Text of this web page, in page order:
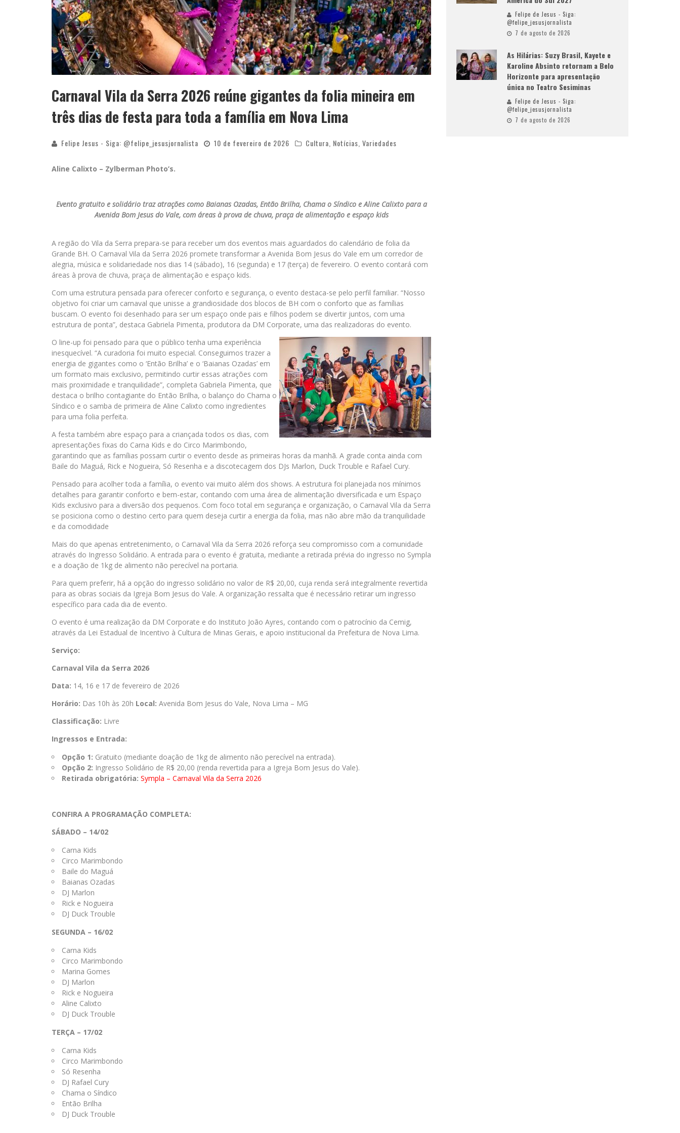
Carnaval Vila da Serra 2026 reúne gigantes da folia mineira em
três dias de festa para toda a família em Nova Lima
Felipe Jesus - Siga: @felipe_jesusjornalista 10 de fevereiro de 2026 Cultura Notícias Variedades
Aline Calixto – Zylberman Photo’s.
Evento gratuito e solidário traz atrações como Baianas Ozadas, Então Brilha, Chama o Síndico e Aline Calixto para a
Avenida Bom Jesus do Vale, com áreas à prova de chuva, praça de alimentação e espaço kids
A região do Vila da Serra prepara-se para receber um dos eventos mais aguardados do calendário de folia da
Grande BH. O Carnaval Vila da Serra 2026 promete transformar a Avenida Bom Jesus do Vale em um corredor de
alegria, música e solidariedade nos dias 14 (sábado), 16 (segunda) e 17 (terça) de fevereiro. O evento contará com
áreas à prova de chuva, praça de alimentação e espaço kids.
Com uma estrutura pensada para oferecer conforto e segurança, o evento destaca-se pelo perfil familiar. “Nosso
objetivo foi criar um carnaval que unisse a grandiosidade dos blocos de BH com o conforto que as famílias
buscam. O evento foi desenhado para ser um espaço onde pais e filhos podem se divertir juntos, com uma
estrutura de ponta”, destaca Gabriela Pimenta, produtora da DM Corporate, uma das realizadoras do evento.
O line-up foi pensado para que o público tenha uma experiência
inesquecível. “A curadoria foi muito especial. Conseguimos trazer a
energia de gigantes como o ‘Então Brilha’ e o ‘Baianas Ozadas’ em
um formato mais exclusivo, permitindo curtir essas atrações com
mais proximidade e tranquilidade”, completa Gabriela Pimenta, que
destaca o brilho contagiante do Então Brilha, o balanço do Chama o
Síndico e o samba de primeira de Aline Calixto como ingredientes
para uma folia perfeita.
A festa também abre espaço para a criançada todos os dias, com
apresentações fixas do Carna Kids e do Circo Marimbondo,
garantindo que as famílias possam curtir o evento desde as primeiras horas da manhã. A grade conta ainda com
Baile do Maguá, Rick e Nogueira, Só Resenha e a discotecagem dos DJs Marlon, Duck Trouble e Rafael Cury.
Pensado para acolher toda a família, o evento vai muito além dos shows. A estrutura foi planejada nos mínimos
detalhes para garantir conforto e bem-estar, contando com uma área de alimentação diversificada e um Espaço
Kids exclusivo para a diversão dos pequenos. Com foco total em segurança e organização, o Carnaval Vila da Serra
se posiciona como o destino certo para quem deseja curtir a energia da folia, mas não abre mão da tranquilidade
e da comodidade
Mais do que apenas entretenimento, o Carnaval Vila da Serra 2026 reforça seu compromisso com a comunidade
através do Ingresso Solidário. A entrada para o evento é gratuita, mediante a retirada prévia do ingresso no Sympla
e a doação de 1kg de alimento não perecível na portaria.
Para quem preferir, há a opção do ingresso solidário no valor de R$ 20,00, cuja renda será integralmente revertida
para as obras sociais da Igreja Bom Jesus do Vale. A organização ressalta que é necessário retirar um ingresso
específico para cada dia de evento.
O evento é uma realização da DM Corporate e do Instituto João Ayres, contando com o patrocínio da Cemig,
através da Lei Estadual de Incentivo à Cultura de Minas Gerais, e apoio institucional da Prefeitura de Nova Lima.
Serviço:
Carnaval Vila da Serra 2026
Data: 14, 16 e 17 de fevereiro de 2026
Horário: Das 10h às 20h Local: Avenida Bom Jesus do Vale, Nova Lima – MG
Classificação: Livre
Ingressos e Entrada:
Opção 1: Gratuito (mediante doação de 1kg de alimento não perecível na entrada).
Opção 2: Ingresso Solidário de R$ 20,00 (renda revertida para a Igreja Bom Jesus do Vale).
Retirada obrigatória: Sympla – Carnaval Vila da Serra 2026
CONFIRA A PROGRAMAÇÃO COMPLETA:
SÁBADO – 14/02
Carna Kids
Circo Marimbondo
Baile do Maguá
Baianas Ozadas
DJ Marlon
Rick e Nogueira
DJ Duck Trouble
SEGUNDA – 16/02
Carna Kids
Circo Marimbondo
Marina Gomes
DJ Marlon
Rick e Nogueira
Aline Calixto
DJ Duck Trouble
TERÇA – 17/02
Carna Kids
Circo Marimbondo
Só Resenha
DJ Rafael Cury
Chama o Síndico
Então Brilha
DJ Duck Trouble
Felipe de Jesus - Siga:
@felipe_jesusjornalista
7 de agosto de 2026
As Hilárias: Suzy Brasil, Kayete e
Karoline Absinto retornam a Belo
Horizonte para apresentação
única no Teatro Sesiminas
Felipe de Jesus - Siga:
@felipe_jesusjornalista
7 de agosto de 2026